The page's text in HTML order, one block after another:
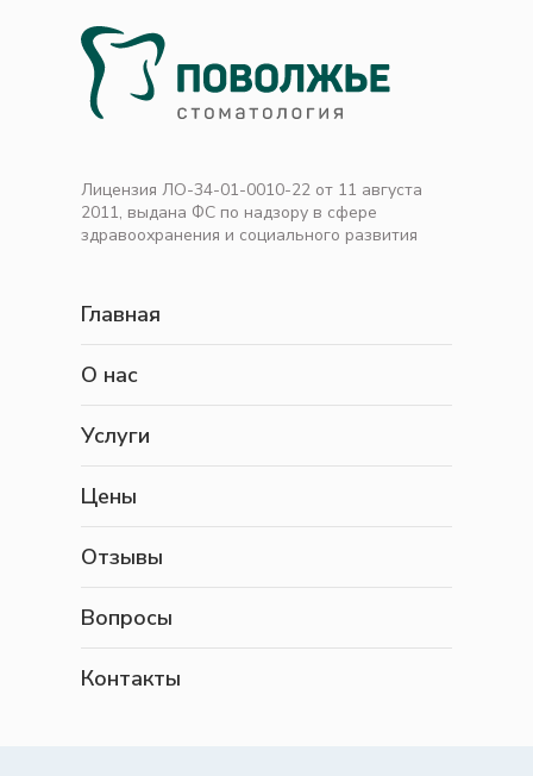
Лицензия ЛО-34-01-0010-22 от 11 августа
2011, выдана ФС по надзору в сфере
здравоохранения и социального развития
Главная
О нас
Услуги
Цены
Отзывы
Вопросы
Контакты